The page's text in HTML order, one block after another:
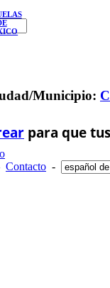
Municipio:
para que
Contacto -